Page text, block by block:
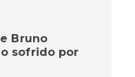
Bruno
sofrido por